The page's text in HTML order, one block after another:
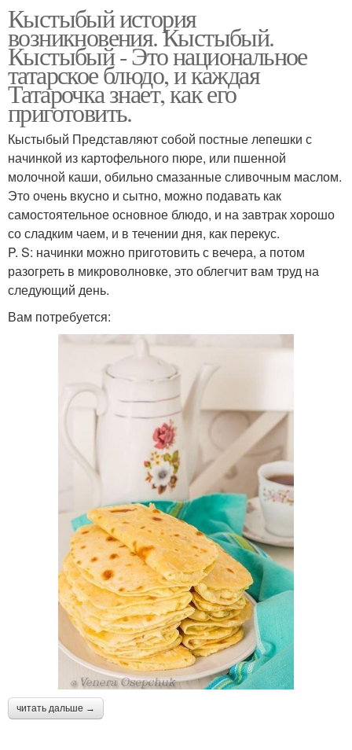
Кыстыбый история
возникновения. Кыстыбый.
Кыстыбый - Это национальное
татарское блюдо, и каждая
Татарочка знает, как его
приготовить.
Кыстыбый Представляют собой постные лепeшки с
начинкой из картофельного пюре, или пшенной
молочной каши, обильно смазанные сливочным маслом.
Это очень вкусно и сытно, можно подавать как
самостоятельное основное блюдо, и на завтрак хорошо
со сладким чаем, и в течении дня, как перекус.
P. S: начинки можно приготовить с вечера, а потом
разогреть в микроволновке, это облегчит вам труд на
следующий день.
Вам потребуется:
читать дальше →